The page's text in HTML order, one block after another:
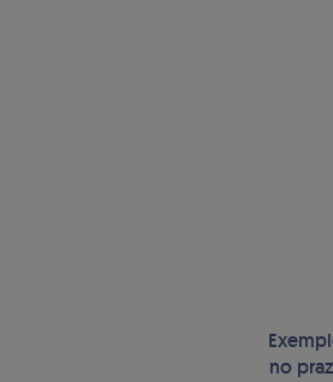
no